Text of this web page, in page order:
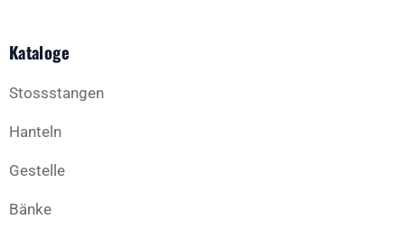
Kataloge
Stossstangen
Hanteln
Gestelle
Bänke